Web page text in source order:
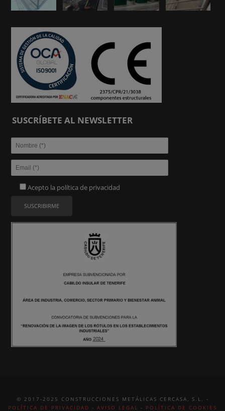
SUSCRÍBETE AL NEWSLETTER
Acepto la política de privacidad
© 2017-2025 CONSTRUCCIONES METÁLICAS CERCASA, S.L. -
POLÍTICA DE PRIVACIDAD - AVISO LEGAL - POLÍTICA DE COOKIES